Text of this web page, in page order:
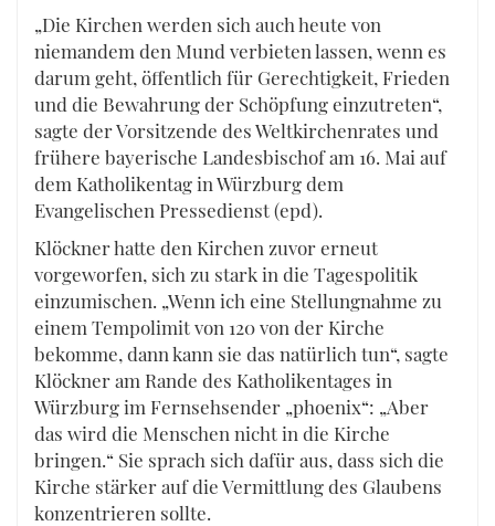
„Die Kirchen werden sich auch heute von
niemandem den Mund verbieten lassen, wenn es
darum geht, öffentlich für Gerechtigkeit, Frieden
und die Bewahrung der Schöpfung einzutreten“,
sagte der Vorsitzende des Weltkirchenrates und
frühere bayerische Landesbischof am 16. Mai auf
dem Katholikentag in Würzburg dem
Evangelischen Pressedienst (epd).
Klöckner hatte den Kirchen zuvor erneut
vorgeworfen, sich zu stark in die Tagespolitik
einzumischen. „Wenn ich eine Stellungnahme zu
einem Tempolimit von 120 von der Kirche
bekomme, dann kann sie das natürlich tun“, sagte
Klöckner am Rande des Katholikentages in
Würzburg im Fernsehsender „phoenix“: „Aber
das wird die Menschen nicht in die Kirche
bringen.“ Sie sprach sich dafür aus, dass sich die
Kirche stärker auf die Vermittlung des Glaubens
konzentrieren sollte.